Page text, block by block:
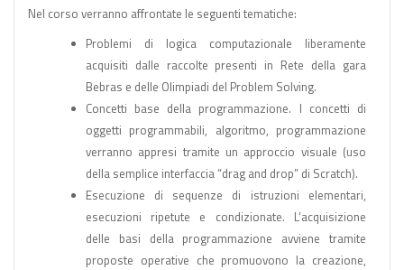
Nel corso verranno affrontate le seguenti tematiche:
Problemi di logica computazionale liberamente
acquisiti dalle raccolte presenti in Rete della gara
Bebras e delle Olimpiadi del Problem Solving.
Concetti base della programmazione. I concetti di
oggetti programmabili, algoritmo, programmazione
verranno appresi tramite un approccio visuale (uso
della semplice interfaccia “drag and drop” di Scratch).
Esecuzione di sequenze di istruzioni elementari,
esecuzioni ripetute e condizionate. L’acquisizione
delle basi della programmazione avviene tramite
proposte operative che promuovono la creazione,